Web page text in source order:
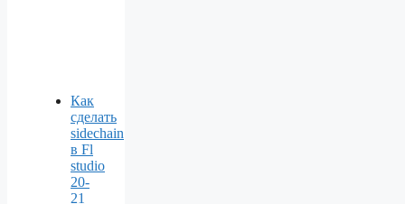
Как
сделать
sidechain
в Fl
studio
20-
21